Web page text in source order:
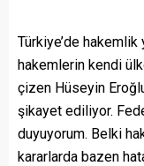
Türkiye’de hakemlik
hakemlerin kendi
çizen Hüseyin
şikayet ediliyor.
duyuyorum. Belki
kararlarda bazen